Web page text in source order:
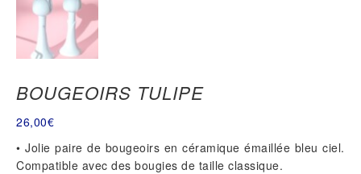
BOUGEOIRS TULIPE
26,00€
• Jolie paire de bougeoirs en céramique émaillée bleu ciel.
Compatible avec des bougies de taille classique.